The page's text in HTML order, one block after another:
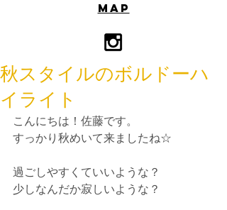
​MAP
秋スタイルのボルドーハ
イライト
こんにちは！佐藤です。
すっかり秋めいて来ましたね☆
過ごしやすくていいような？
少しなんだか寂しいような？